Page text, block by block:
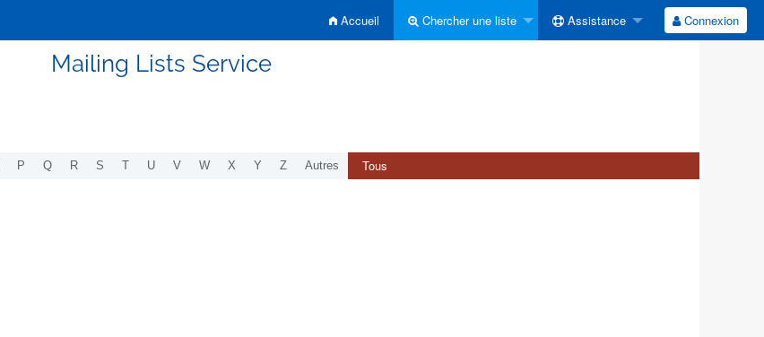
Accueil Chercher une liste Assistance Connexion
Mailing Lists Service
P Q R S T U V W X Y Z Autres Tous